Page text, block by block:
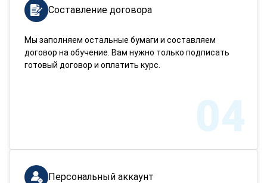
Составление договора
Мы заполняем остальные бумаги и составляем
договор на обучение. Вам нужно только подписать
готовый договор и оплатить курс.
04
Персональный аккаунт